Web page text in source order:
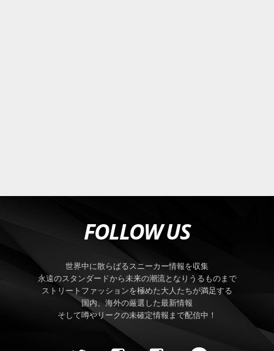
FOLLOW US
世界中に散らばるスニーカー情報を収集
永遠のスタンダードから未来の潮流となりうるものまで
ストリートファッションを極めた大人たちが満足する
国内、海外の厳選した最新情報
そして噂やリークの未確定情報まで配信中！